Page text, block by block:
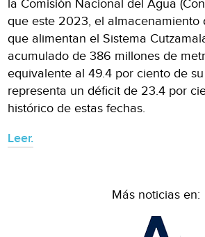
la Comisión Nacional del Agua
que este 2023, el almacenamiento
que alimentan el Sistema
acumulado de 386 millones de
equivalente al 49.4 por ciento de
representa un déficit de 23.4 por
histórico de estas fechas.
Leer.
Más noticias en: